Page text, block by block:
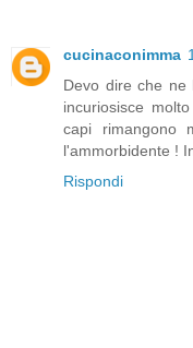
cucinaconimma
Devo dire che
incuriosisce
capi rimangono
l'ammorbidente !
Rispondi